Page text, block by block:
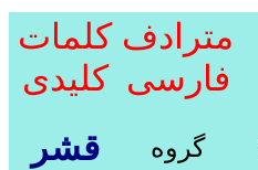
کلمات
کلیدی
مترادف
فارسی
قشر
گروه